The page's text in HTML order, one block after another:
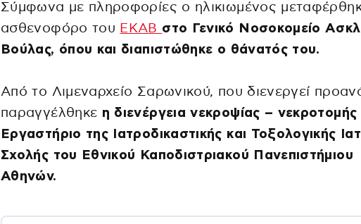
Σύμφωνα με πληροφορίες ο ηλικιωμένος
ασθενοφόρο του ΕΚΑΒ στο Γενικό Νοσοκομείο
Βούλας, όπου και διαπιστώθηκε ο θάνατός του.
Από το Λιμεναρχείο Σαρωνικού, που διενεργεί
παραγγέλθηκε η διενέργεια νεκροψίας –
Εργαστήριο της Ιατροδικαστικής και Τοξολογικής
Σχολής του Εθνικού Καποδιστριακού Πανεπιστήμιου
Αθηνών.